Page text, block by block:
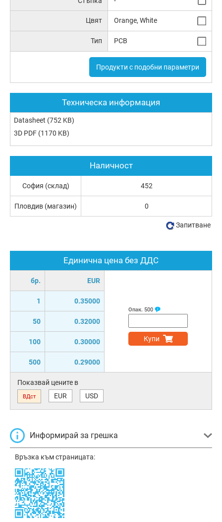
Цвят Orange, White
Тип PCB
Продукти с подобни параметри
Техническа информация
Datasheet (752 KB)
3D PDF (1170 KB)
Единична цена без ДДС
бр. EUR
1 0.35000
50 0.32000
100 0.30000
500 0.29000
Опак. 500
Купи
Показвай цените в
ВДст EUR USD
Информирай за грешка
Връзка към страницата:
Наличност
София (склад) 452
Пловдив (магазин) 0
Запитване